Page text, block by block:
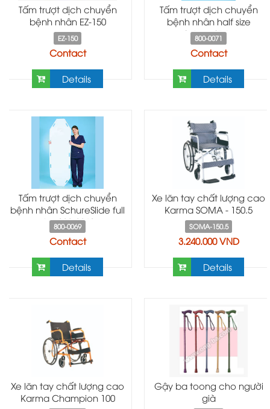
Tấm trượt dịch chuyển
bệnh nhân EZ-150
EZ-150
Contact
Details
Tấm trượt dịch chuyển
bệnh nhân half size
SchureSlide
800-0071
Contact
Details
Tấm trượt dịch chuyển
bệnh nhân SchureSlide full
size 800-0069
800-0069
Contact
Details
Xe lăn tay chất lượng cao
Karma SOMA - 150.5
SOMA-150.5
3.240.000 VND
Details
Xe lăn tay chất lượng cao
Karma Champion 100
Gậy ba toong cho người
già